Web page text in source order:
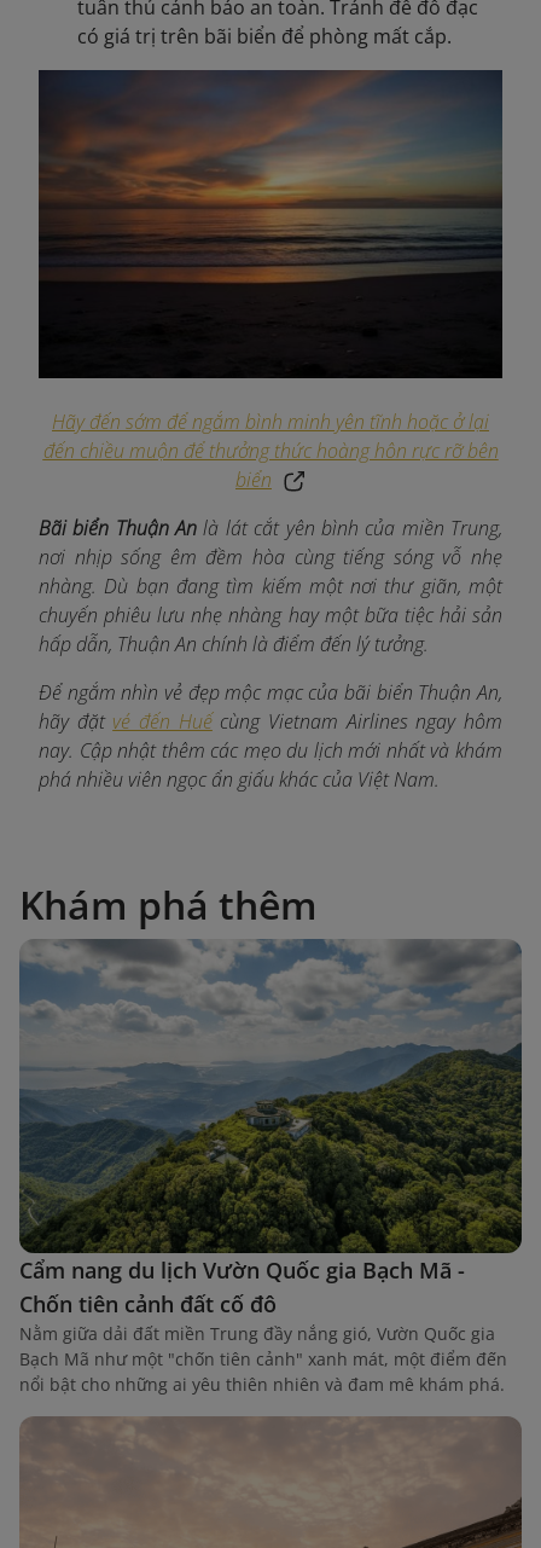
tuân thủ cảnh báo an toàn. Tránh để đồ đạc
có giá trị trên bãi biển để phòng mất cắp.
Hãy đến sớm để ngắm bình minh yên tĩnh hoặc ở lại
đến chiều muộn để thưởng thức hoàng hôn rực rỡ bên
biển
Bãi biển Thuận An là lát cắt yên bình của miền Trung,
nơi nhịp sống êm đềm hòa cùng tiếng sóng vỗ nhẹ
nhàng. Dù bạn đang tìm kiếm một nơi thư giãn, một
chuyến phiêu lưu nhẹ nhàng hay một bữa tiệc hải sản
hấp dẫn, Thuận An chính là điểm đến lý tưởng.
Để ngắm nhìn vẻ đẹp mộc mạc của bãi biển Thuận An,
hãy đặt vé đến Huếcùng Vietnam Airlines ngay hôm
nay. Cập nhật thêm các mẹo du lịch mới nhất và khám
phá nhiều viên ngọc ẩn giấu khác của Việt Nam.
Khám phá thêm
Cẩm nang du lịch Vườn Quốc gia Bạch Mã -
Chốn tiên cảnh đất cố đô
Nằm giữa dải đất miền Trung đầy nắng gió, Vườn Quốc gia
Bạch Mã như một "chốn tiên cảnh" xanh mát, một điểm đến
nổi bật cho những ai yêu thiên nhiên và đam mê khám phá.